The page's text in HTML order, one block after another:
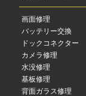
画面修理
バッテリー交換
ドックコネクター
カメラ修理
水没修理
基板修理
背面ガラス修理